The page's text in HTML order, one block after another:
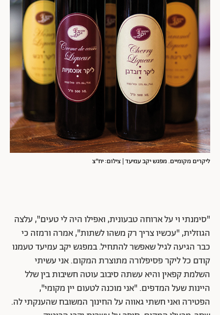
ליקרים מקומיים. מפגש יקב עמיעד | צילום: יח"צ
"סימנתי וי על ארוחה טבעונית, ואפילו היה לי טעים", עלצה
הגוזלית, "עכשיו צריך רק משהו לשתות", אמרה ורמזה כי
כבר הגיעה לגיל שאפשר להתחיל. במפגש יקב עמיעד טעמנו
קודם כל ליקר פסיפלורה מתוצרת המקום. אני עשיתי
השלמת קפאין והיא עשתה סיבוב עוטה חשיבות בין שלל
היינות שעל המדפים. "אני מוכנה לטעום יין מקומי",
הפטירה ואני חשתי גאווה על החינוך המשובח שהענקתי לה.